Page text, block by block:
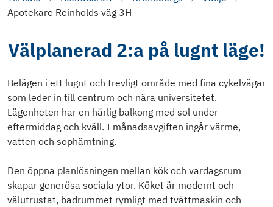
Apotekare Reinholds väg 3H
Välplanerad 2:a på lugnt läge!
Belägen i ett lugnt och trevligt område med fina cykelvägar
som leder in till centrum och nära universitetet.
Lägenheten har en härlig balkong med sol under
eftermiddag och kväll. I månadsavgiften ingår värme,
vatten och sophämtning.
Den öppna planlösningen mellan kök och vardagsrum
skapar generösa sociala ytor. Köket är modernt och
välutrustat, badrummet rymligt med tvättmaskin och